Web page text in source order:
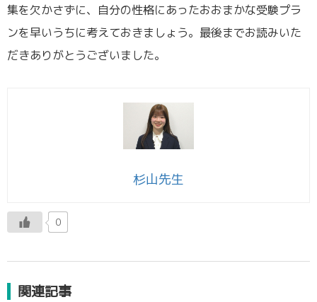
集を欠かさずに、自分の性格にあったおおまかな受験プラ
ンを早いうちに考えておきましょう。最後までお読みいた
だきありがとうございました。
杉山先生
0
関連記事